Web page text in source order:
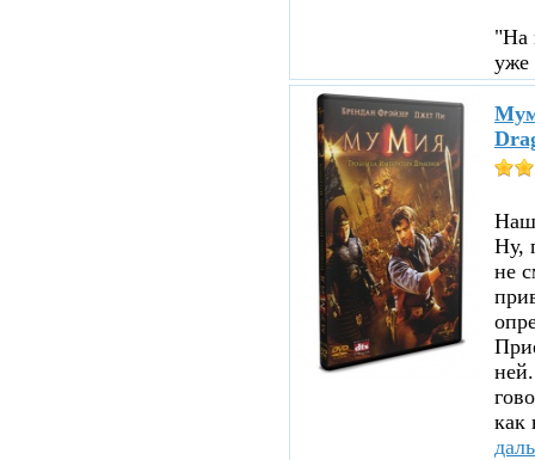
"На
уже
Ну,
не
как